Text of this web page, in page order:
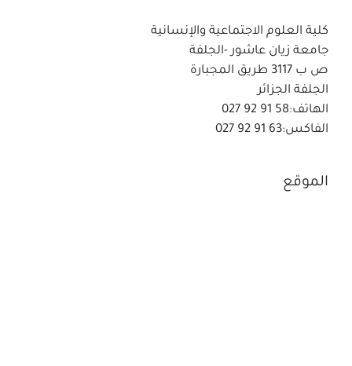
كلية العلوم الاجتماعية والإنسانية
جامعة زيان عاشور -الجلفة
ص ب 3117 طريق المجبارة
الجلفة الجزائر
الهاتف:58 91 92 027
الفاكس:63 91 92 027
الموقع